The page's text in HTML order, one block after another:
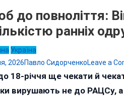
до повноліття:
ранніх
Україна
2026Павло СидорченкоLeave a
18-річчя ще чекати й
вирушають не до РАЦСу,